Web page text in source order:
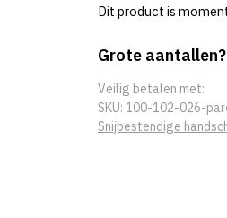
Dit product is
Grote aantallen?
Veilig betalen met:
SKU: 100-102-026-
Snijbestendige